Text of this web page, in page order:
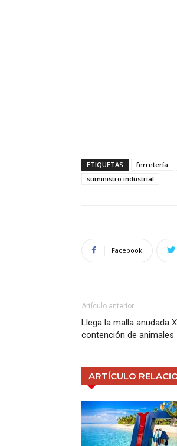
ETIQUETAS ferretería
suministro industrial
Facebook
Artículo anterior
Llega la malla anudada
contención de animales
ARTÍCULO